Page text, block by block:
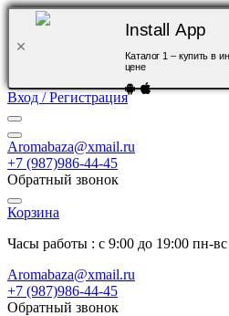
Install App
Каталог 1 – купить в
цене
Вход / Регистрация
Aromabaza@xmail.ru
+7 (987)986-44-45
Обратный звонок
Корзина
Часы работы : с 9:00 до 19:00 пн-вс
Aromabaza@xmail.ru
+7 (987)986-44-45
Обратный звонок